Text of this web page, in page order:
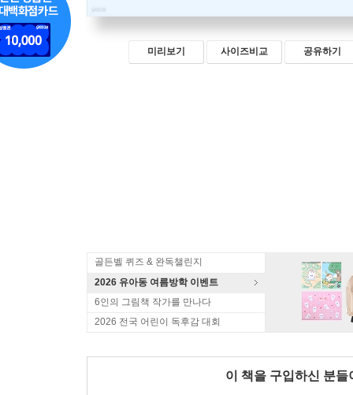
미리보기 사이즈비교 공유하기
골든벨 퀴즈 & 완독챌린지
2026 유아동 여름방학 이벤트
6인의 그림책 작가를 만나다
2026 전국 어린이 독후감 대회
이 책을 구입하신 분